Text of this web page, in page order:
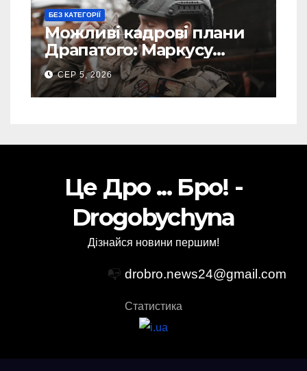
БЕЗ КАТЕГОРІЇ
Можливі кадрові плани
Драпатого: Маркусу
пророкують важливу
посаду у ЗСУ
СЕР 5, 2026
Це Дро ... Бро! -
Drogobychyna
Дізнайся новини першим!
📭 drobro.news24@gmail.com
Статистика